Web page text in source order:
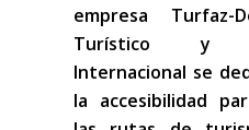
empresa Turfaz-
Turístico y
Internacional se
la accesibilidad